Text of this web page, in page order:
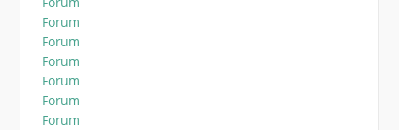
Forum
Forum
Forum
Forum
Forum
Forum